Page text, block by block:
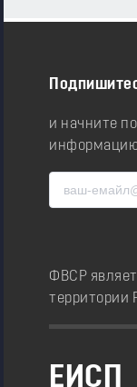
и начните
ФВСР
территории
ЕИСП